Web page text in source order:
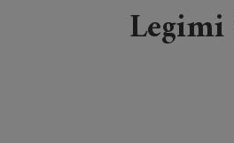
Legimi